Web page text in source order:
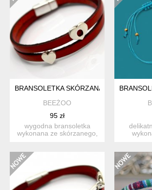
BRANSOLETKA SKÓRZANA
BEEŻOO
95 zł
wygodna bransoletka
wykonana ze skórzanego,